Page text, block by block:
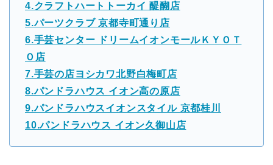
4.クラフトハートトーカイ 醍醐店
5.パーツクラブ 京都寺町通り店
6.手芸センター ドリームイオンモールＫＹＯＴ
Ｏ店
7.手芸の店ヨシカワ北野白梅町店
8.パンドラハウス イオン高の原店
9.パンドラハウスイオンスタイル 京都桂川
10.パンドラハウス イオン久御山店